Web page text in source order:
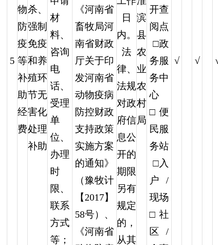
5
物
防
疫
等
补
助
经
费
杀、
强制
免疫
和养
殖环
节无
害化
处理
补助
材
料、
咨询
电
话、
受理
单
位、
办理
时
限、
联系
方式
等；
《河南省
畜牧局河
南省财政
厅关于印
发河南省
动物疫病
防控财政
支持政策
实施方案
的通知》
（豫牧计
【2017】
58号）、
《河南省
日
内。
法
律、
法规
对政
府信
息公
开的
期限
另有
规定
的，
从其
滨
县
农
业
农
村
局
开查
阅点
□政
务服
务中
心
□便
民服
务站
□入
户/
现场
□社
区/
√ √